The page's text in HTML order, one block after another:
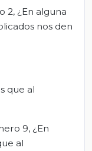
2, ¿En alguna
nos den
que al
9, ¿En
al